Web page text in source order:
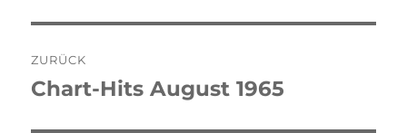
ZURÜCK
Vorheriger
Chart-Hits August 1965